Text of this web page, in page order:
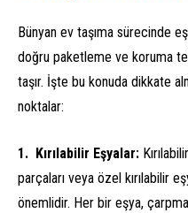
Bünyan ev taşıma sürecinde
doğru paketleme ve koruma
taşır. İşte bu konuda dikkate
noktalar:
Kırılabilir Eşyalar:
parçaları veya özel kırılabilir
önemlidir. Her bir eşya,